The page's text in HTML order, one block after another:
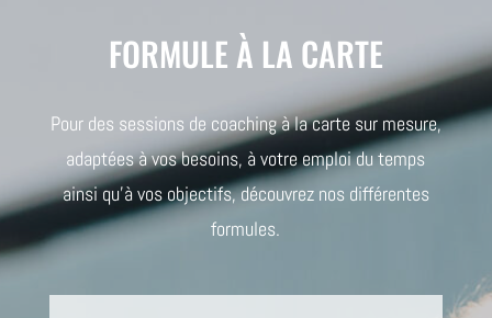
FORMULE À LA CARTE
Pour des sessions de coaching à la carte sur mesure,
adaptées à vos besoins, à votre emploi du temps
ainsi qu’à vos objectifs, découvrez nos différentes
formules.